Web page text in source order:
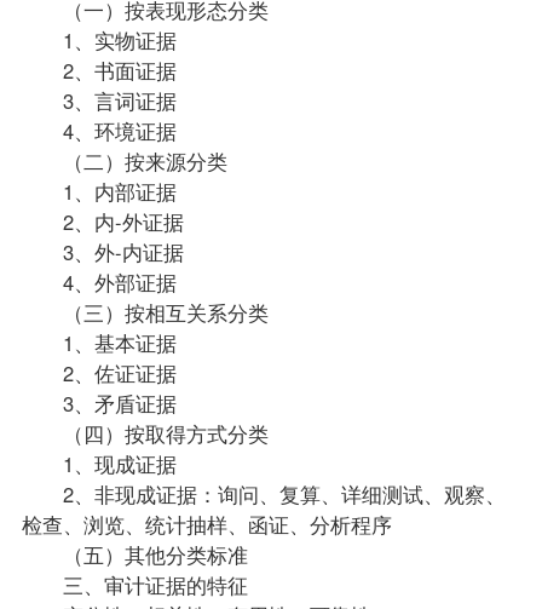
（一）按表现形态分类
1、实物证据
2、书面证据
3、言词证据
4、环境证据
（二）按来源分类
1、内部证据
2、内-外证据
3、外-内证据
4、外部证据
（三）按相互关系分类
1、基本证据
2、佐证证据
3、矛盾证据
（四）按取得方式分类
1、现成证据
2、非现成证据：询问、复算、详细测试、观察、
检查、浏览、统计抽样、函证、分析程序
（五）其他分类标准
三、审计证据的特征